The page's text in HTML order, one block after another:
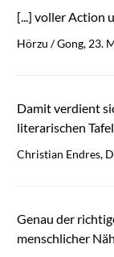
[...] voller Action
Hörzu / Gong, 23.
Damit verdient
literarischen
Christian Endres,
Genau der
menschlicher